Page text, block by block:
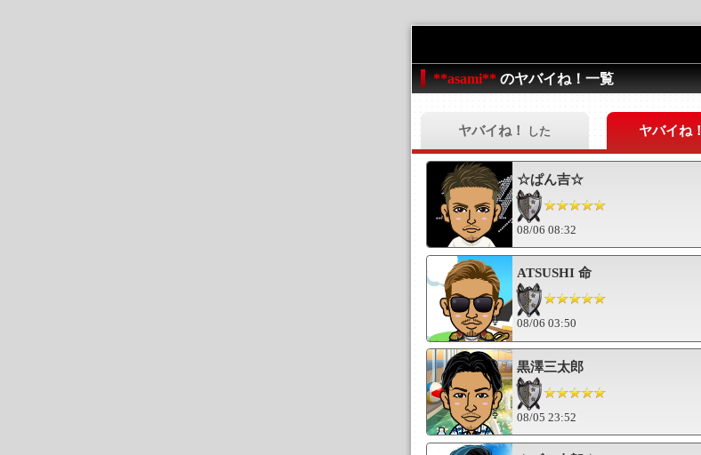
**asami** のヤバイね！一覧
ヤバイね！ した ヤバイね！
☆ぱん吉☆
08/06 08:32
ATSUSHI 命
08/06 03:50
黒澤三太郎
08/05 23:52